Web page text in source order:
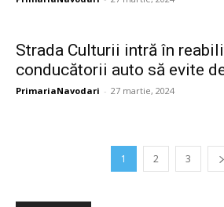
Strada Culturii intră în
conducătorii auto să evite
PrimariaNavodari - 27 martie, 2024
1 2 3